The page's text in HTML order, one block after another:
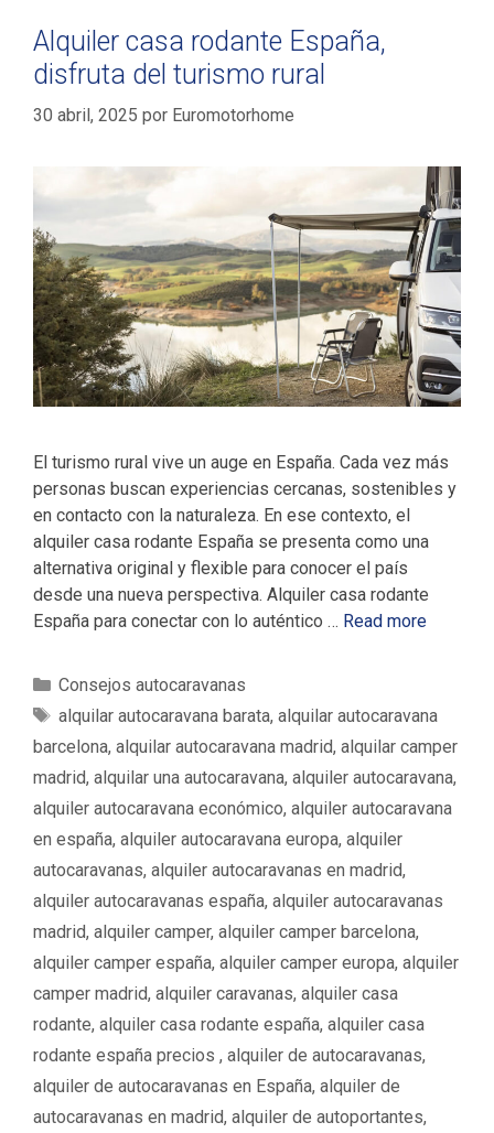
Alquiler casa rodante España,
disfruta del turismo rural
30 abril, 2025 por Euromotorhome
El turismo rural vive un auge en España. Cada vez más
personas buscan experiencias cercanas, sostenibles y
en contacto con la naturaleza. En ese contexto, el
alquiler casa rodante España se presenta como una
alternativa original y flexible para conocer el país
desde una nueva perspectiva. Alquiler casa rodante
España para conectar con lo auténtico … Read more
C
a
g
o
r
í
a
s
Consejos autocaravanas
E
t
u
e
t
a
s
alquilar autocaravana barata, alquilar autocaravana
barcelona, alquilar autocaravana madrid, alquilar camper
madrid, alquilar una autocaravana, alquiler autocaravana,
alquiler autocaravana económico, alquiler autocaravana
en españa, alquiler autocaravana europa, alquiler
autocaravanas, alquiler autocaravanas en madrid,
alquiler autocaravanas españa, alquiler autocaravanas
madrid, alquiler camper, alquiler camper barcelona,
alquiler camper españa, alquiler camper europa, alquiler
camper madrid, alquiler caravanas, alquiler casa
rodante, alquiler casa rodante españa, alquiler casa
rodante españa precios ‌‌ , alquiler de autocaravanas,
alquiler de autocaravanas en España, alquiler de
autocaravanas en madrid, alquiler de autoportantes,